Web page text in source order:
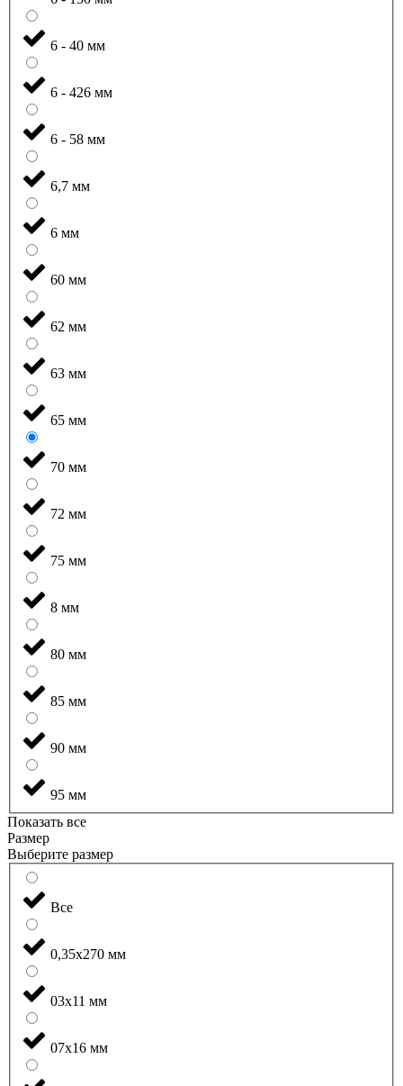
6 - 40 мм
6 - 426 мм
6 - 58 мм
6,7 мм
6 мм
60 мм
62 мм
63 мм
65 мм
70 мм
72 мм
75 мм
8 мм
80 мм
85 мм
90 мм
95 мм
Показать все
Размер
Выберите размер
Все
0,35x270 мм
03x11 мм
07x16 мм